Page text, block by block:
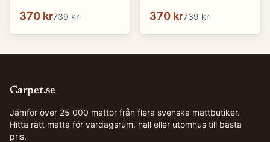
370 kr739 kr 370 kr739 kr
Carpet.se
Jämför över 25 000 mattor från flera svenska mattbutiker.
Hitta rätt matta för vardagsrum, hall eller utomhus till bästa
pris.